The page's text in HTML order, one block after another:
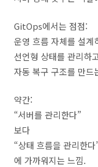
GitOps에서는 점점:
운영 흐름 자체를 설계
선언형 상태를 관리하
자동 복구 구조를 만드
약간:
“서버를 관리한다”
보다
“상태 흐름을 관리한다
에 가까워지는 느낌.